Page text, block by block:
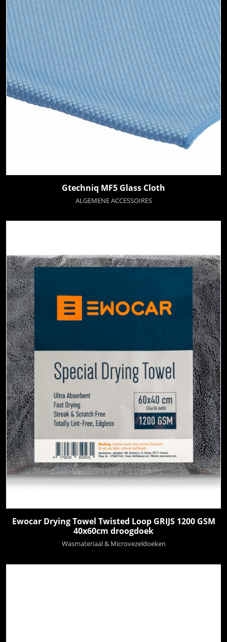
Gtechniq MF5 Glass Cloth
ALGEMENE ACCESSOIRES
Ewocar Drying Towel Twisted Loop GRIJS 1200 GSM
40x60cm droogdoek
Wasmateriaal & Microvezeldoeken